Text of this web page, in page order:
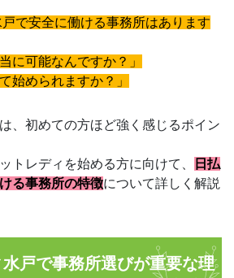
戸で安全に働ける事務所はあります
に可能なんですか？」
始められますか？」
、初めての方ほど強く感じるポイン
トレディを始める方に向けて、
日払
る事務所の特徴について詳しく解説
戸で事務所選びが重要な理